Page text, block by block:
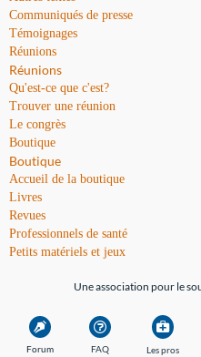
Communiqués de presse
Témoignages
Réunions
Réunions
Qu'est-ce que c'est?
Trouver une réunion
Le congrès
Boutique
Boutique
Accueil de la boutique
Livres
Revues
Professionnels de santé
Petits matériels et jeux
Une association pour le
Forum FAQ Les pros